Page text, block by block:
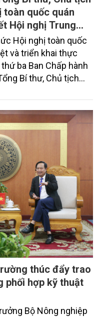
toàn quốc quán
Hội nghị Trung
Hội nghị toàn quốc
và triển khai thực
ba Ban Chấp hành
Bí thư, Chủ tịch
Môi trường trân trọng
của đồng chí Tổng
thúc đẩy trao
phối hợp kỹ thuật
Bộ Nông nghiệp